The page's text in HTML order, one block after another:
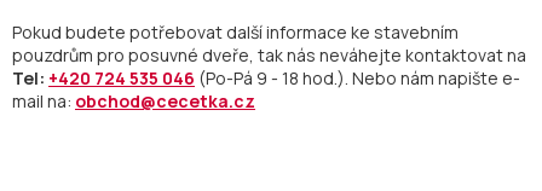
Pokud budete potřebovat další informace ke stavebním
pouzdrům pro posuvné dveře, tak nás neváhejte kontaktovat na
Tel: +420 724 535 046 (Po-Pá 9 - 18 hod.). Nebo nám napište e-
mail na: obchod@cecetka.cz